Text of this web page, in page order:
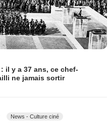
il y a 37 ans, ce chef-
ne jamais sortir
News - Culture ciné